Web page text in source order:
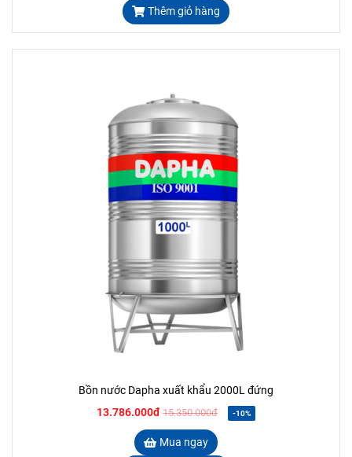
Thêm giỏ hàng
Bồn nước Dapha xuất khẩu 2000L đứng
13.786.000đ 15.350.000đ -10%
Mua ngay